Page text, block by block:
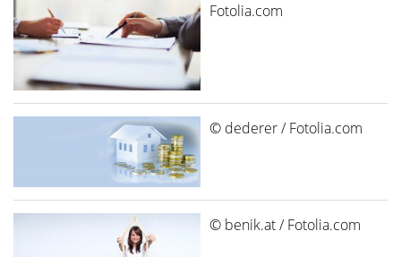
Fotolia.com
© dederer / Fotolia.com
© benik.at / Fotolia.com